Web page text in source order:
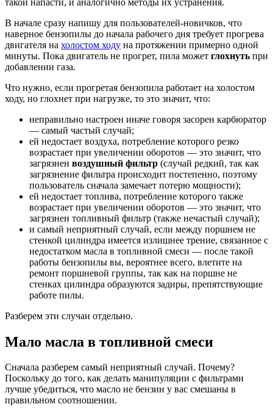
В начале сразу напишу для пользователей-новичков, что
наверное бензопилы до начала рабочего дня требует прогрева
двигателя на холостом ходу на протяжении примерно одной
минуты. Пока двигатель не прогрет, пила может глохнуть при
добавлении газа.
Что нужно, если прогретая бензопила работает на холостом
ходу, но глохнет при нагрузке, то это значит, что:
неправильно настроен иначе говоря засорен карбюратор
— самый частый случай;
ей недостает воздуха, потребление которого резко
возрастает при увеличении оборотов — это значит, что
загрязнен воздушный фильтр (случай редкий, так как
загрязнение фильтра происходит постепенно, поэтому
пользователь сначала замечает потерю мощности);
ей недостает топлива, потребление которого также
возрастает при увеличении оборотов — это значит, что
загрязнен топливный фильтр (также нечастый случай);
и самый неприятный случай, если между поршнем не
стенкой цилиндра имеется излишнее трение, связанное с
недостатком масла в топливной смеси — после такой
работы бензопилы вы, вероятнее всего, влетите на
ремонт поршневой группы, так как на поршне не
стенках цилиндра образуются задиры, препятствующие
работе пилы.
Разберем эти случаи отдельно.
Мало масла в топливной смеси
Сначала разберем самый неприятный случай. Почему?
Поскольку до того, как делать манипуляции с фильтрами
лучше убедиться, что масло не бензин у вас смешаны в
правильном соотношении.